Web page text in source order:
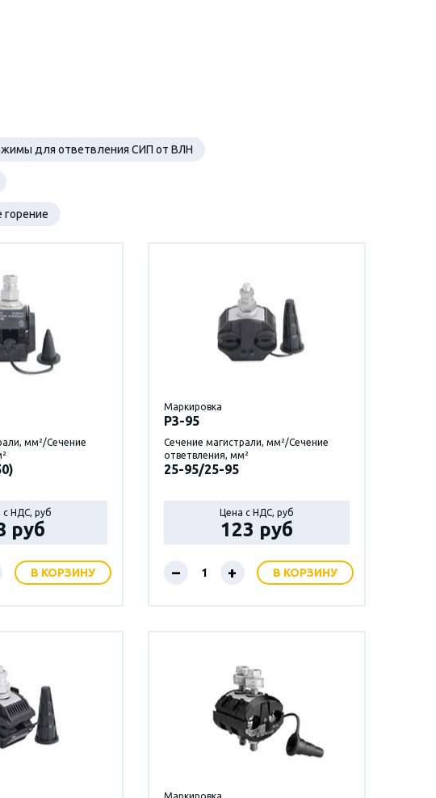
для ответвления СИП от ВЛН
мм²/Сечение
с НДС, руб
руб
В КОРЗИНУ
Маркировка
P3-95
Сечение магистрали, мм²/Сечение
ответвления, мм²
25-95/25-95
Цена с НДС, руб
123 руб
– + В КОРЗИНУ